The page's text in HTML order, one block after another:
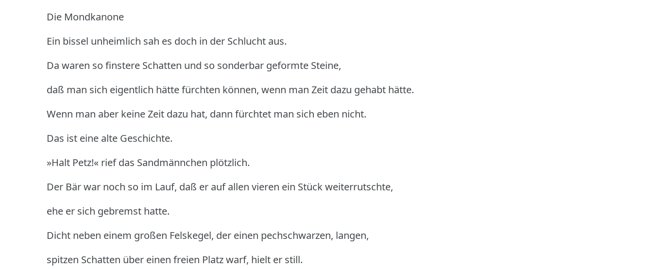
Die Mondkanone
Ein bissel unheimlich sah es doch in der Schlucht aus.
Da waren so finstere Schatten und so sonderbar geformte Steine,
daß man sich eigentlich hätte fürchten können, wenn man Zeit dazu gehabt hätte.
Wenn man aber keine Zeit dazu hat, dann fürchtet man sich eben nicht.
Das ist eine alte Geschichte.
»Halt Petz!« rief das Sandmännchen plötzlich.
Der Bär war noch so im Lauf, daß er auf allen vieren ein Stück weiterrutschte,
ehe er sich gebremst hatte.
Dicht neben einem großen Felskegel, der einen pechschwarzen, langen,
spitzen Schatten über einen freien Platz warf, hielt er still.